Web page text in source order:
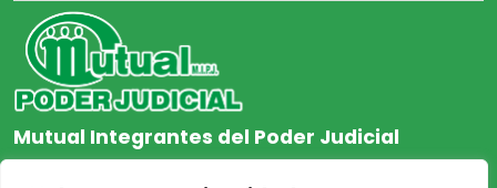
Mutual Integrantes del Poder Judicial